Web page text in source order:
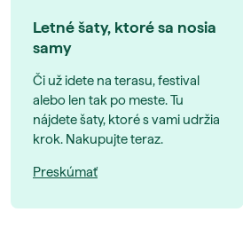
Letné šaty, ktoré sa nosia
samy
Či už idete na terasu, festival
alebo len tak po meste. Tu
nájdete šaty, ktoré s vami udržia
krok. Nakupujte teraz.
Preskúmať